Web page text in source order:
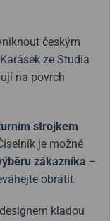
českým
ze Studia
na povrch
strojkem
je možné
zákazníka –
obrátit.
kladou